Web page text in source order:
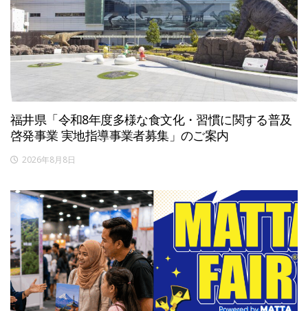
福井県「令和8年度多様な食文化・習慣に関する普及
啓発事業 実地指導事業者募集」のご案内
2026年8月8日